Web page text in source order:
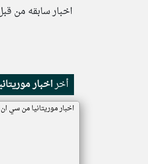
اخبار سابقه من قبل
أخراخبار
اخبار موريتانيا من سي